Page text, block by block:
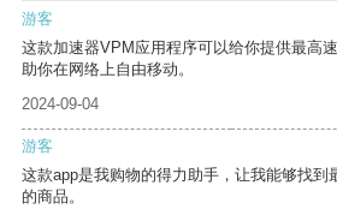
游客
这款加速器VPM应用程序可以给你提供最高
助你在网络上自由移动。
2024-09-04
游客
这款app是我购物的得力助手，让我能够找到
的商品。